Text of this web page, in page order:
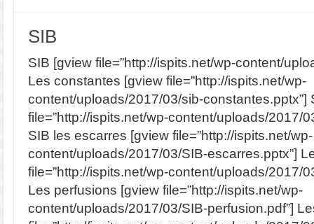
SIB
SIB [gview file=”http://ispits.net/wp-content/
Les constantes [gview file=”http://ispits.net/wp-
content/uploads/2017/03/sib-constantes.pptx”]
file=”http://ispits.net/wp-content/uploads/2017/
SIB les escarres [gview file=”http://ispits.net/wp-
content/uploads/2017/03/SIB-escarres.pptx”]
file=”http://ispits.net/wp-content/uploads/2017/
Les perfusions [gview file=”http://ispits.net/wp-
content/uploads/2017/03/SIB-perfusion.pdf”]